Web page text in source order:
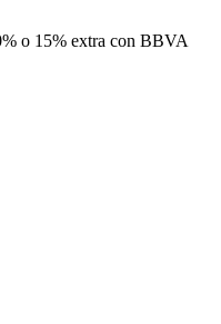
o 15% extra con BBVA